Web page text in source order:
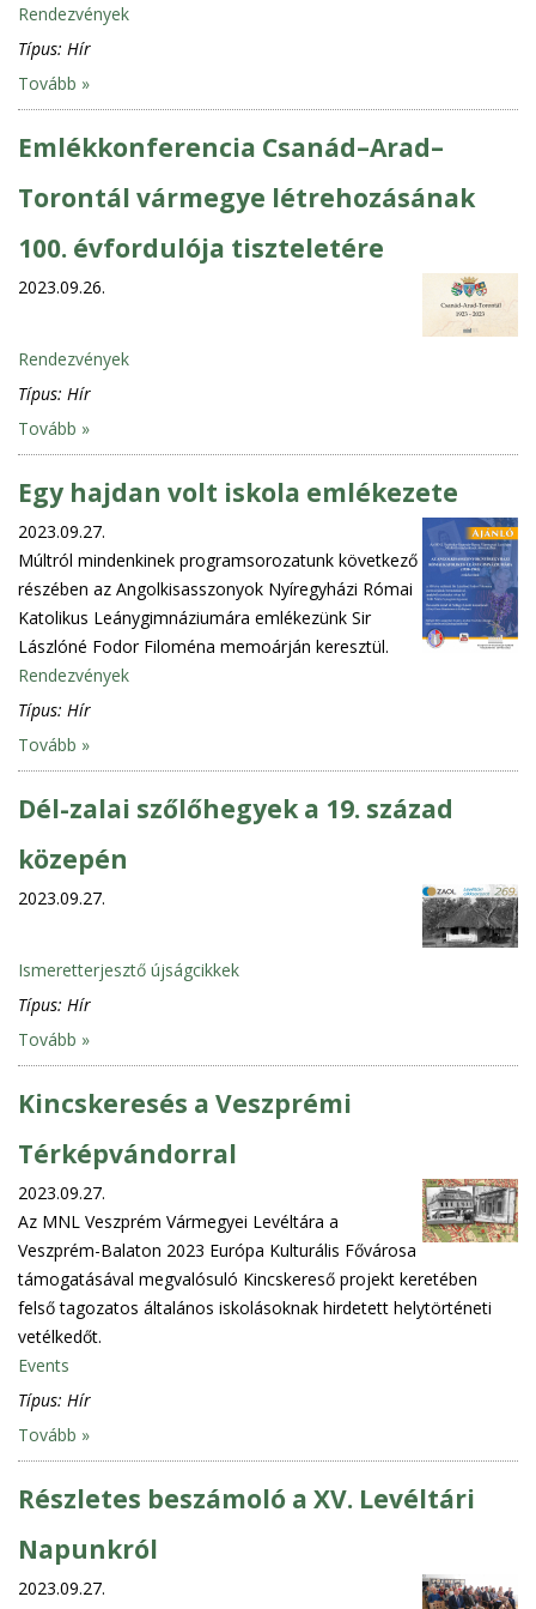
Rendezvények
Típus: Hír
Tovább »
Emlékkonferencia Csanád–Arad–
Torontál vármegye létrehozásának
100. évfordulója tiszteletére
2023.09.26.
Rendezvények
Típus: Hír
Tovább »
Egy hajdan volt iskola emlékezete
2023.09.27.
Múltról mindenkinek programsorozatunk következő
részében az Angolkisasszonyok Nyíregyházi Római
Katolikus Leánygimnáziumára emlékezünk Sir
Lászlóné Fodor Filoména memoárján keresztül.
Rendezvények
Típus: Hír
Tovább »
Dél-zalai szőlőhegyek a 19. század
közepén
2023.09.27.
Ismeretterjesztő újságcikkek
Típus: Hír
Tovább »
Kincskeresés a Veszprémi
Térképvándorral
2023.09.27.
Az MNL Veszprém Vármegyei Levéltára a
Veszprém-Balaton 2023 Európa Kulturális Fővárosa
támogatásával megvalósuló Kincskereső projekt keretében
felső tagozatos általános iskolásoknak hirdetett helytörténeti
vetélkedőt.
Events
Típus: Hír
Tovább »
Részletes beszámoló a XV. Levéltári
Napunkról
2023.09.27.